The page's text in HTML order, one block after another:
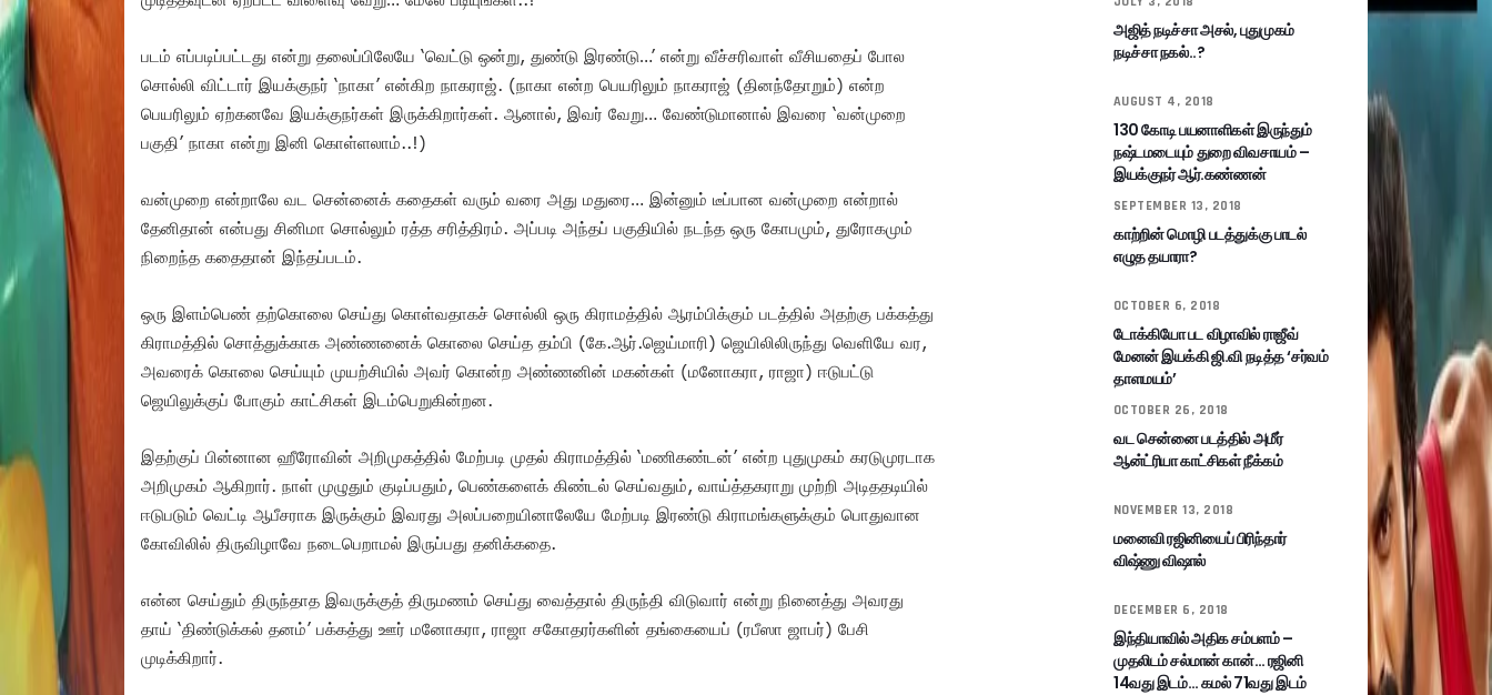
படம் எப்படிப்பட்டது என்று தலைப்பிலேயே ‘வெட்டு ஒன்று, துண்டு இரண்டு…’ என்று வீச்சரிவாள் வீசியதைப் போல
சொல்லி விட்டார் இயக்குநர் ‘நாகா’ என்கிற நாகராஜ். (நாகா என்ற பெயரிலும் நாகராஜ் (தினந்தோறும்) என்ற
பெயரிலும் ஏற்கனவே இயக்குநர்கள் இருக்கிறார்கள். ஆனால், இவர் வேறு… வேண்டுமானால் இவரை ‘வன்முறை
பகுதி’ நாகா என்று இனி கொள்ளலாம்..!)
வன்முறை என்றாலே வட சென்னைக் கதைகள் வரும் வரை அது மதுரை… இன்னும் டீப்பான வன்முறை என்றால்
தேனிதான் என்பது சினிமா சொல்லும் ரத்த சரித்திரம். அப்படி அந்தப் பகுதியில் நடந்த ஒரு கோபமும், துரோகமும்
நிறைந்த கதைதான் இந்தப்படம்.
ஒரு இளம்பெண் தற்கொலை செய்து கொள்வதாகச் சொல்லி ஒரு கிராமத்தில் ஆரம்பிக்கும் படத்தில் அதற்கு பக்கத்து
கிராமத்தில் சொத்துக்காக அண்ணனைக் கொலை செய்த தம்பி (கே.ஆர்.ஜெய்மாரி) ஜெயிலிலிருந்து வெளியே வர,
அவரைக் கொலை செய்யும் முயற்சியில் அவர் கொன்ற அண்ணனின் மகன்கள் (மனோகரா, ராஜா) ஈடுபட்டு
ஜெயிலுக்குப் போகும் காட்சிகள் இடம்பெறுகின்றன.
இதற்குப் பின்னான ஹீரோவின் அறிமுகத்தில் மேற்படி முதல் கிராமத்தில் ‘மணிகண்டன்’ என்ற புதுமுகம் கரடுமுரடாக
அறிமுகம் ஆகிறார். நாள் முழுதும் குடிப்பதும், பெண்களைக் கிண்டல் செய்வதும், வாய்த்தகராறு முற்றி அடிததடியில்
ஈடுபடும் வெட்டி ஆபீசராக இருக்கும் இவரது அலப்பறையினாலேயே மேற்படி இரண்டு கிராமங்களுக்கும் பொதுவான
கோவிலில் திருவிழாவே நடைபெறாமல் இருப்பது தனிக்கதை.
என்ன செய்தும் திருந்தாத இவருக்குத் திருமணம் செய்து வைத்தால் திருந்தி விடுவார் என்று நினைத்து அவரது
தாய் ‘திண்டுக்கல் தனம்’ பக்கத்து ஊர் மனோகரா, ராஜா சகோதரர்களின் தங்கையைப் (ரபீஸா ஜாபர்) பேசி
முடிக்கிறார்.
அஜித் நடிச்சா அசல், புதுமுகம்
நடிச்சா நகல்..?
AUGUST 4, 2018
130 கோடி பயனாளிகள் இருந்தும்
நஷ்டமடையும் துறை விவசாயம் –
இயக்குநர் ஆர்.கண்ணன்
SEPTEMBER 13, 2018
காற்றின் மொழி படத்துக்கு பாடல்
எழுத தயாரா?
OCTOBER 6, 2018
டோக்கியோ பட விழாவில் ராஜீவ்
மேனன் இயக்கி ஜி.வி நடித்த ‘சர்வம்
தாளமயம்’
OCTOBER 26, 2018
வட சென்னை படத்தில் அமீர்
ஆன்ட்ரியா காட்சிகள் நீக்கம்
NOVEMBER 13, 2018
மனைவி ரஜினியைப் பிரிந்தார்
விஷ்ணு விஷால்
DECEMBER 6, 2018
இந்தியாவில் அதிக சம்பளம் –
முதலிடம் சல்மான் கான்… ரஜினி
14வது இடம்… கமல் 71வது இடம்